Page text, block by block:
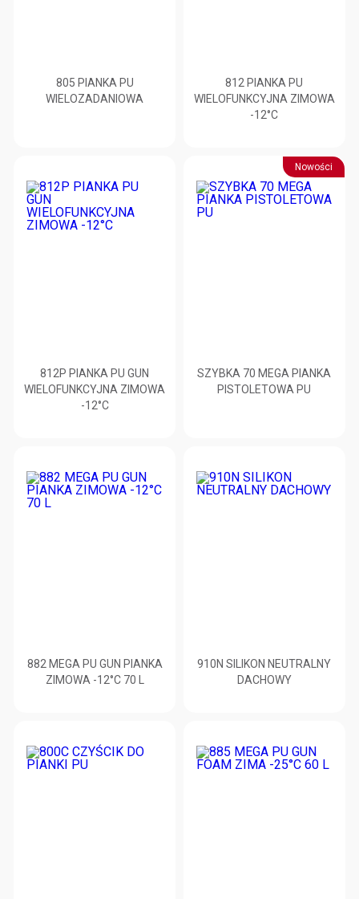
805 PIANKA PU
WIELOZADANIOWA
812 PIANKA PU
WIELOFUNKCYJNA ZIMOWA
-12°C
812P PIANKA PU GUN
WIELOFUNKCYJNA ZIMOWA
-12°C
Nowości
SZYBKA 70 MEGA PIANKA
PISTOLETOWA PU
882 MEGA PU GUN PIANKA
ZIMOWA -12°C 70 L
910N SILIKON NEUTRALNY
DACHOWY